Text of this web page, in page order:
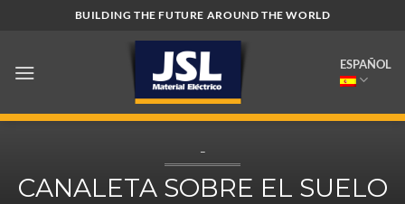
BUILDING THE FUTURE AROUND THE WORLD
ESPAÑOL
–
CANALETA SOBRE EL SUELO